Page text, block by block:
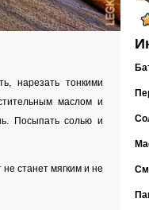
нарезать тонкими
маслом и
Посыпать солью и
станет мягким и не